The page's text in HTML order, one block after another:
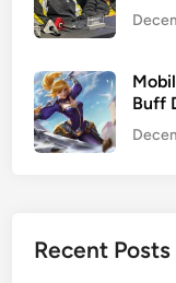
Buff
Recent Posts